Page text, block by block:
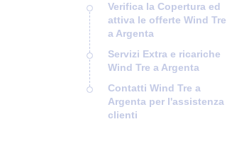
Verifica la Copertura ed
attiva le offerte Wind Tre
a Argenta
Servizi Extra e ricariche
Wind Tre a Argenta
Contatti Wind Tre a
Argenta per l'assistenza
clienti